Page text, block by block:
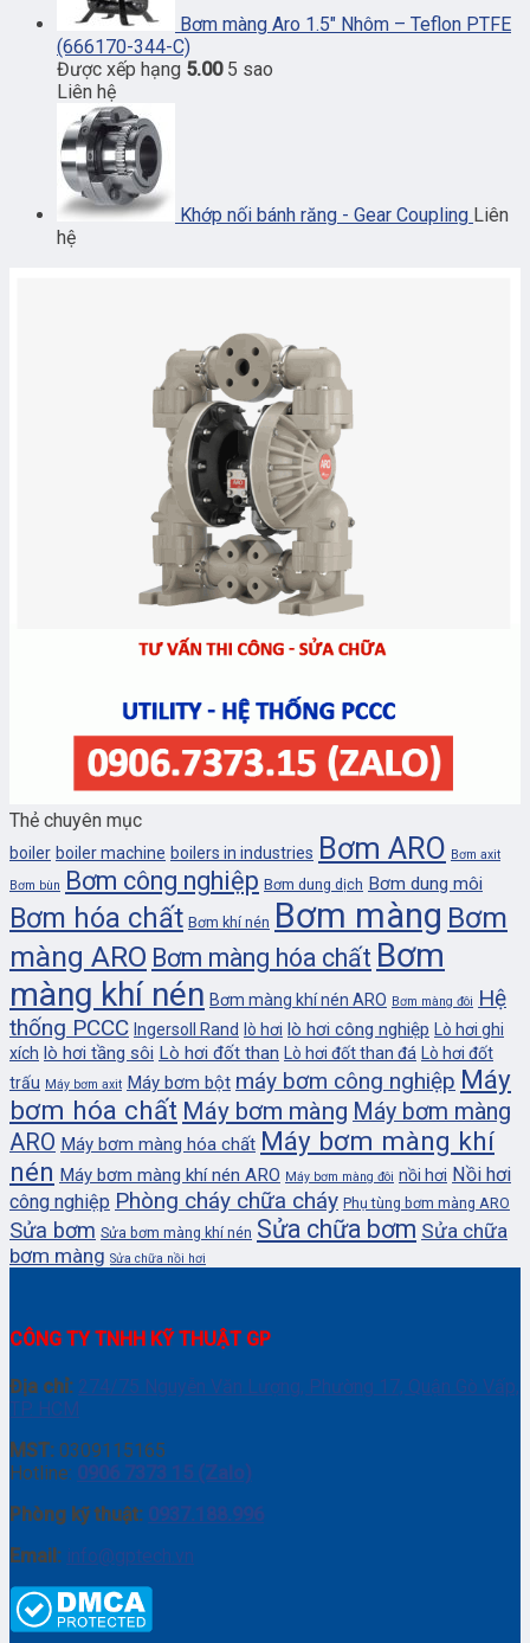
Bơm màng Aro 1.5″ Nhôm – Teflon PTFE
(666170-344-C)
Được xếp hạng 5.005 sao
Liên hệ
Khớp nối bánh răng - Gear Coupling Liên
hệ
Thẻ chuyên mục
boiler boiler machine boilers in industries Bơm ARO Bơm axit
Bơm bùn Bơm công nghiệp Bơm dung dịch Bơm dung môi
Bơm hóa chất Bơm khí nén Bơm màng Bơm
màng ARO Bơm màng hóa chất Bơm
màng khí nén Bơm màng khí nén ARO Bơm màng đôi Hệ
thống PCCC Ingersoll Rand lò hơi lò hơi công nghiệp Lò hơi ghi
xích lò hơi tầng sôi Lò hơi đốt than Lò hơi đốt than đá Lò hơi đốt
trấu Máy bơm axit Máy bơm bột máy bơm công nghiệp Máy
bơm hóa chất Máy bơm màng Máy bơm màng
ARO Máy bơm màng hóa chất Máy bơm màng khí
nén Máy bơm màng khí nén ARO Máy bơm màng đôi nồi hơi Nồi hơi
công nghiệp Phòng cháy chữa cháy Phụ tùng bơm màng ARO
Sửa bơm Sửa bơm màng khí nén Sửa chữa bơm Sửa chữa
bơm màng Sửa chữa nồi hơi
CÔNG TY TNHH KỸ THUẬT GP
Địa chỉ: 274/75 Nguyễn Văn Lượng, Phường 17, Quận Gò Vấp,
TP. HCM
MST: 0309115165
Hotline: 0906 7373 15 (Zalo)
Phòng kỹ thuật: 0937.188.996
Email: info@gptech.vn